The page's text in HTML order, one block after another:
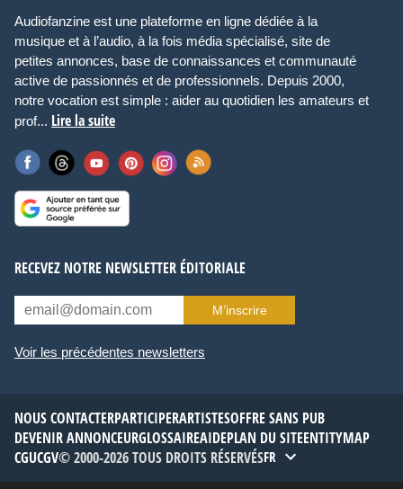
Audiofanzine est une plateforme en ligne dédiée à la
musique et à l’audio, à la fois média spécialisé, site de
petites annonces, base de connaissances et communauté
active de passionnés et de professionnels. Depuis 2000,
notre vocation est simple : aider au quotidien les amateurs et
prof... Lire la suite
RECEVEZ NOTRE NEWSLETTER ÉDITORIALE
M’inscrire
Voir les précédentes newsletters
NOUS CONTACTERPARTICIPERARTISTESOFFRE SANS PUB
DEVENIR ANNONCEURGLOSSAIREAIDEPLAN DU SITEENTITYMAP
CGUCGV© 2000-2026 TOUS DROITS RÉSERVÉSFR